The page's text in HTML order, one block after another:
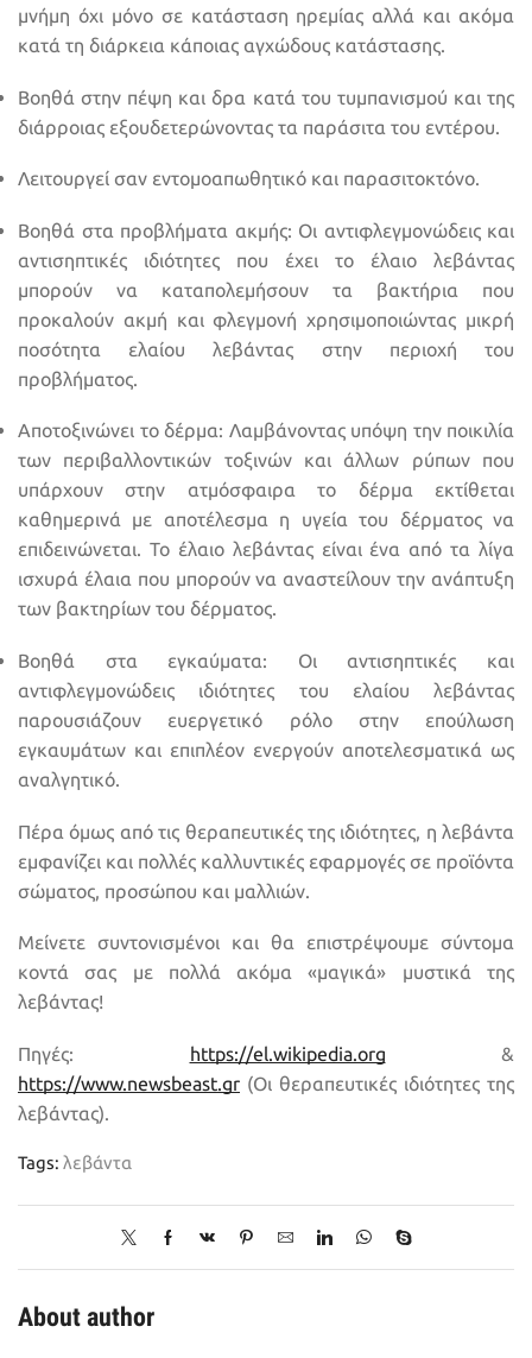
μνήμη όχι μόνο σε κατάσταση ηρεμίας αλλά και ακόμα
κατά τη διάρκεια κάποιας αγχώδους κατάστασης.
Βοηθά στην πέψη και δρα κατά του τυμπανισμού και της
διάρροιας εξουδετερώνοντας τα παράσιτα του εντέρου.
Λειτουργεί σαν εντομοαπωθητικό και παρασιτοκτόνο.
Βοηθά στα προβλήματα ακμής: Οι αντιφλεγμονώδεις και
αντισηπτικές ιδιότητες που έχει το έλαιο λεβάντας
μπορούν να καταπολεμήσουν τα βακτήρια που
προκαλούν ακμή και φλεγμονή χρησιμοποιώντας μικρή
ποσότητα ελαίου λεβάντας στην περιοχή του
προβλήματος.
Αποτοξινώνει το δέρμα: Λαμβάνοντας υπόψη την ποικιλία
των περιβαλλοντικών τοξινών και άλλων ρύπων που
υπάρχουν στην ατμόσφαιρα το δέρμα εκτίθεται
καθημερινά με αποτέλεσμα η υγεία του δέρματος να
επιδεινώνεται. Το έλαιο λεβάντας είναι ένα από τα λίγα
ισχυρά έλαια που μπορούν να αναστείλουν την ανάπτυξη
των βακτηρίων του δέρματος.
Βοηθά στα εγκαύματα: Οι αντισηπτικές και
αντιφλεγμονώδεις ιδιότητες του ελαίου λεβάντας
παρουσιάζουν ευεργετικό ρόλο στην επούλωση
εγκαυμάτων και επιπλέον ενεργούν αποτελεσματικά ως
αναλγητικό.
Πέρα όμως από τις θεραπευτικές της ιδιότητες, η λεβάντα
εμφανίζει και πολλές καλλυντικές εφαρμογές σε προϊόντα
σώματος, προσώπου και μαλλιών.
Μείνετε συντονισμένοι και θα επιστρέψουμε σύντομα
κοντά σας με πολλά ακόμα «μαγικά» μυστικά της
λεβάντας!
Πηγές: https://el.wikipedia.org &
https://www.newsbeast.gr (Οι θεραπευτικές ιδιότητες της
λεβάντας).
Tags: λεβάντα
About author